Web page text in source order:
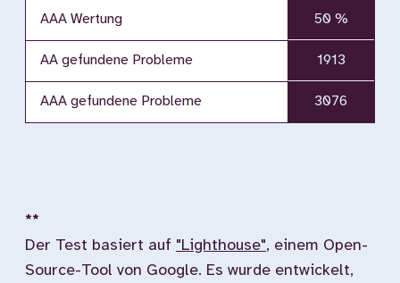
AAA Wertung 50 %
AA gefundene Probleme 1913
AAA gefundene Probleme 3076
**
Der Test basiert auf "Lighthouse", einem Open-
Source-Tool von Google. Es wurde entwickelt,